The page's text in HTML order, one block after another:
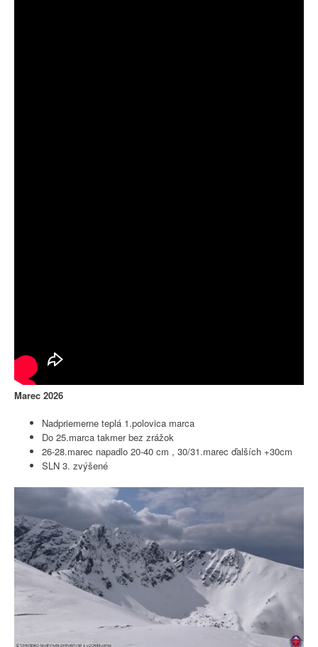
Marec 2026
Nadpriemerne teplá 1.polovica marca
Do 25.marca takmer bez zrážok
26-28.marec napadlo 20-40 cm , 30/31.marec ďalších +30cm
SLN 3. zvýšené